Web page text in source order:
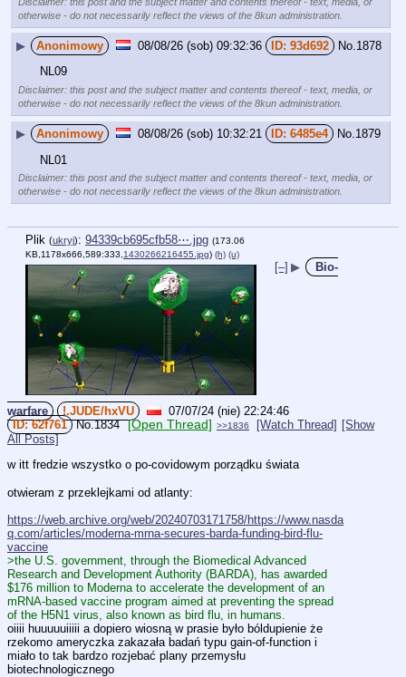
otherwise - do not necessarily reflect the views of the 8kun administration.
▶ Anonimowy 08/08/26 (sob) 09:32:36 93d692 No.1878
NL09
Disclaimer: this post and the subject matter and contents thereof - text, media, or
otherwise - do not necessarily reflect the views of the 8kun administration.
▶ Anonimowy 08/08/26 (sob) 10:32:21 6485e4 No.1879
NL01
Disclaimer: this post and the subject matter and contents thereof - text, media, or
otherwise - do not necessarily reflect the views of the 8kun administration.
Plik (ukryj): 94339cb695cfb58⋯.jpg (173.06
KB,1178x666,589:333,1430266216455.jpg) (h) (u)
[–] ▶ Bio-
warfare !.JUDE/hxVU
07/07/24 (nie) 22:24:46
62f761
No.1834 [Open Thread] >>1836 [Watch Thread] [Show
All Posts]
w itt fredzie wszystko o po-covidowym porządku świata
otwieram z przeklejkami od atlanty:
https://web.archive.org/web/20240703171758/https://www.nasda
q.com/articles/moderna-mrna-secures-barda-funding-bird-flu-
vaccine
>the U.S. government, through the Biomedical Advanced
Research and Development Authority (BARDA), has awarded
$176 million to Moderna to accelerate the development of an
mRNA-based vaccine program aimed at preventing the spread
of the H5N1 virus, also known as bird flu, in humans.
oiiii huuuuuiiiii a dopiero wiosną w prasie było bóldupienie że
rzekomo ameryczka zakazała badań typu gain-of-function i
miało to tak bardzo rozjebać plany przemysłu
biotechnologicznego